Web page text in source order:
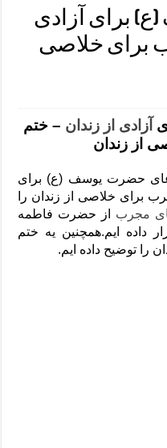
یا من اظهر الجمیل برای
– ذکر مخصوص مستجاب الدعوه
ترس و بی خوابی کودکان
مشکلات و طلب حاجت
جلب ثروت و برکت مال
– دعای چشم زخم ماشاالله
آرامش قلب و رفع اضطراب
ثروت حضرت سلیمان
برای آزادی
برای خلاصی
آزادی از زندان – ختم
از زندان
حضرت یوسف (ع) برای
برای خلاصی از زندان را
مجرب از حضرت فاطمه
داده ایم.همچنین یه ختم
را توضیح داده ایم.